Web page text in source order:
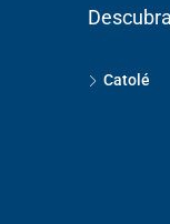
Descubra
Catolé